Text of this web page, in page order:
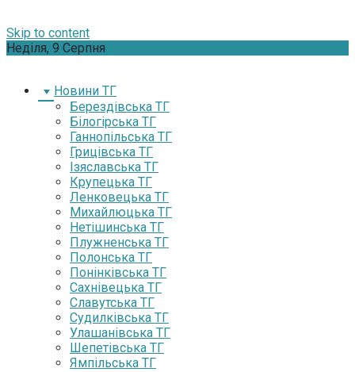
Skip to content
Неділя, 9 Серпня
Новини ТГ
Берездівська ТГ
Білогірська ТГ
Ганнопільська ТГ
Грицівська ТГ
Ізяславська ТГ
Крупецька ТГ
Ленковецька ТГ
Михайлюцька ТГ
Нетішинська ТГ
Плужненська ТГ
Полонська ТГ
Понінківська ТГ
Сахнівецька ТГ
Славутська ТГ
Судилківська ТГ
Улашанівська ТГ
Шепетівська ТГ
Ямпільська ТГ